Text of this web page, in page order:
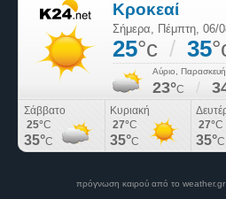
πρόγνωση καιρού από το weather.gr